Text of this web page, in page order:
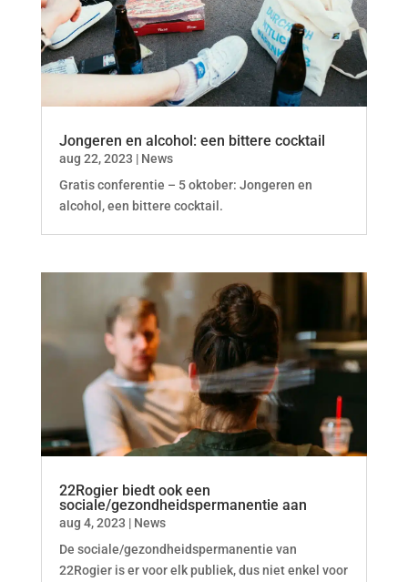
Jongeren en alcohol: een bittere cocktail
aug 22, 2023 | News
Gratis conferentie – 5 oktober: Jongeren en
alcohol, een bittere cocktail.
22Rogier biedt ook een
sociale/gezondheidspermanentie aan
aug 4, 2023 | News
De sociale/gezondheidspermanentie van
22Rogier is er voor elk publiek, dus niet enkel voor